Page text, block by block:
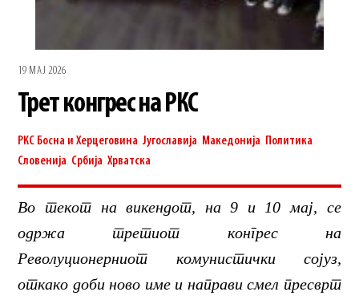
19 МАЈ 2026
Трет конгрес на РКС
РКС Босна и Херцеговина ,Југославија Македонија Политика
Словенија Србија ,Хрватска
Во текот на викендот, на 9 и 10 мај, се
одржа третиот конгрес на
Револуционерниот комунистички сојуз,
откако доби ново име и направи смел пресврт